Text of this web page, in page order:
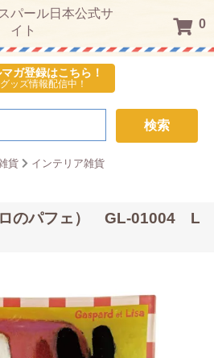
0
ガ登録はこちら！
ッズ情報配信中！
検索
貨 インテリア雑貨
ロのパフェ） GL-01004 L